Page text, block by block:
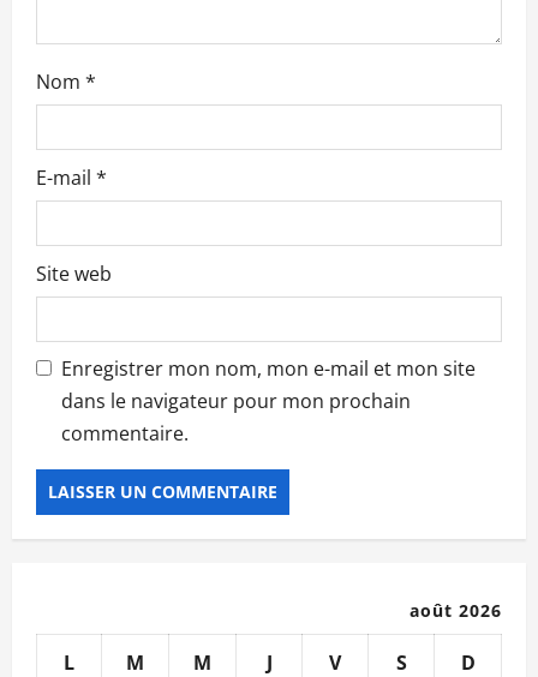
i
c
e
Nom *
E-mail *
Site web
Enregistrer mon nom, mon e-mail et mon site
dans le navigateur pour mon prochain
commentaire.
août 2026
L M M J V S D